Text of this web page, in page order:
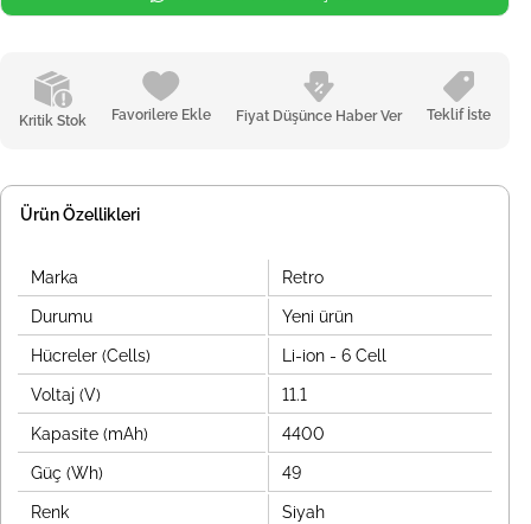
Kritik Stok Favorilere Ekle Fiyat Düşünce Haber Ver Teklif İste
Ürün Özellikleri
Marka Retro
Durumu Yeni ürün
Hücreler (Cells) Li-ion - 6 Cell
Voltaj (V) 11.1
Kapasite (mAh) 4400
Güç (Wh) 49
Renk Siyah